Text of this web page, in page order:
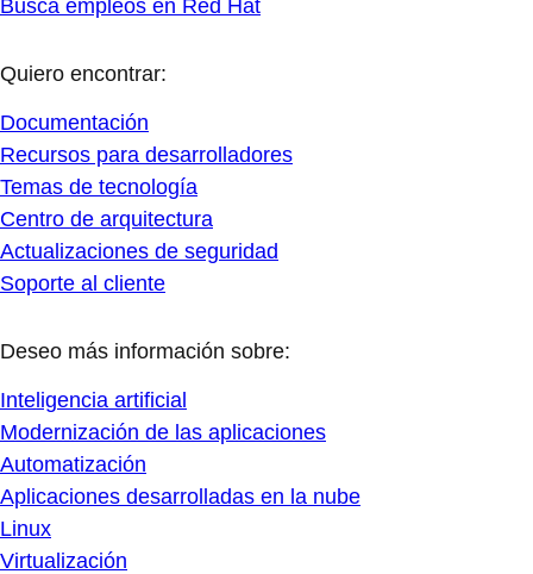
Busca empleos en Red Hat
Quiero encontrar:
Documentación
Recursos para desarrolladores
Temas de tecnología
Centro de arquitectura
Actualizaciones de seguridad
Soporte al cliente
Deseo más información sobre:
Inteligencia artificial
Modernización de las aplicaciones
Automatización
Aplicaciones desarrolladas en la nube
Linux
Virtualización